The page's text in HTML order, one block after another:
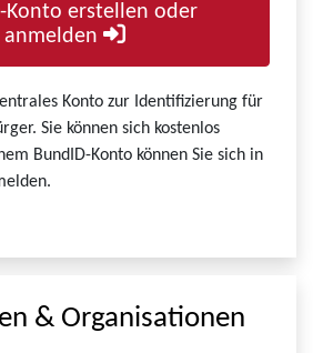
Konto erstellen oder
anmelden
Konto zur Identifizierung für
Sie können sich kostenlos
BundID-Konto können Sie sich in
& Organisationen